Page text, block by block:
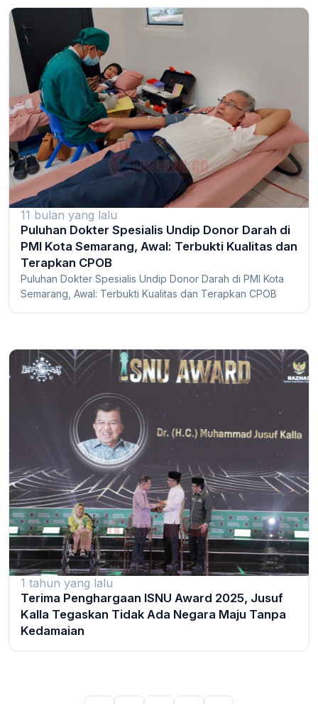
11 bulan yang lalu
Puluhan Dokter Spesialis Undip Donor Darah di
PMI Kota Semarang, Awal: Terbukti Kualitas dan
Terapkan CPOB
Puluhan Dokter Spesialis Undip Donor Darah di PMI Kota
Semarang, Awal: Terbukti Kualitas dan Terapkan CPOB
1 tahun yang lalu
Terima Penghargaan ISNU Award 2025, Jusuf
Kalla Tegaskan Tidak Ada Negara Maju Tanpa
Kedamaian